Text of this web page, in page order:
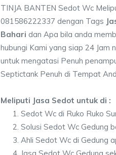
TINJA BANTEN Sedot Wc
081586222337 dengan Tags
Bahari dan Apa bila anda
hubungi Kami yang siap 24
untuk mengatasi Penuh
Septictank Penuh di Tempat
Meliputi Jasa Sedot untuk di :
Sedot Wc di Ruko Ruko
Solusi Sedot Wc Gedung
Ahli Sedot Wc di Gedung